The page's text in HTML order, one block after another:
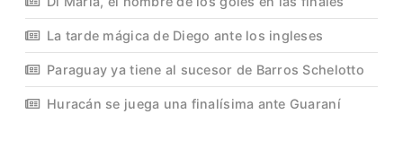
La tarde mágica de Diego ante los ingleses
Paraguay ya tiene al sucesor de Barros Schelotto
Huracán se juega una finalísima ante Guaraní